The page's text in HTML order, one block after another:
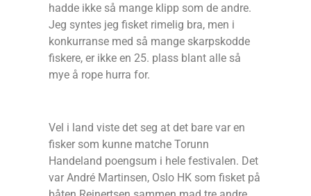
hadde ikke så mange klipp som de andre.
Jeg syntes jeg fisket rimelig bra, men i
konkurranse med så mange skarpskodde
fiskere, er ikke en 25. plass blant alle så
mye å rope hurra for.
Vel i land viste det seg at det bare var en
fisker som kunne matche Torunn
Handeland poengsum i hele festivalen. Det
var André Martinsen, Oslo HK som fisket på